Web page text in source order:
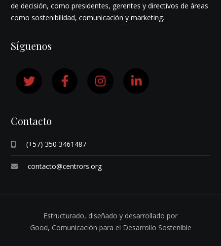
de decisión, como presidentes, gerentes y directivos de áreas
como sostenibilidad, comunicación y marketing.
Síguenos
Contacto
(+57) 350 3461487
contacto@centrors.org
Estructurado, diseñado y desarrollado por
Good, Comunicación para el Desarrollo Sostenible